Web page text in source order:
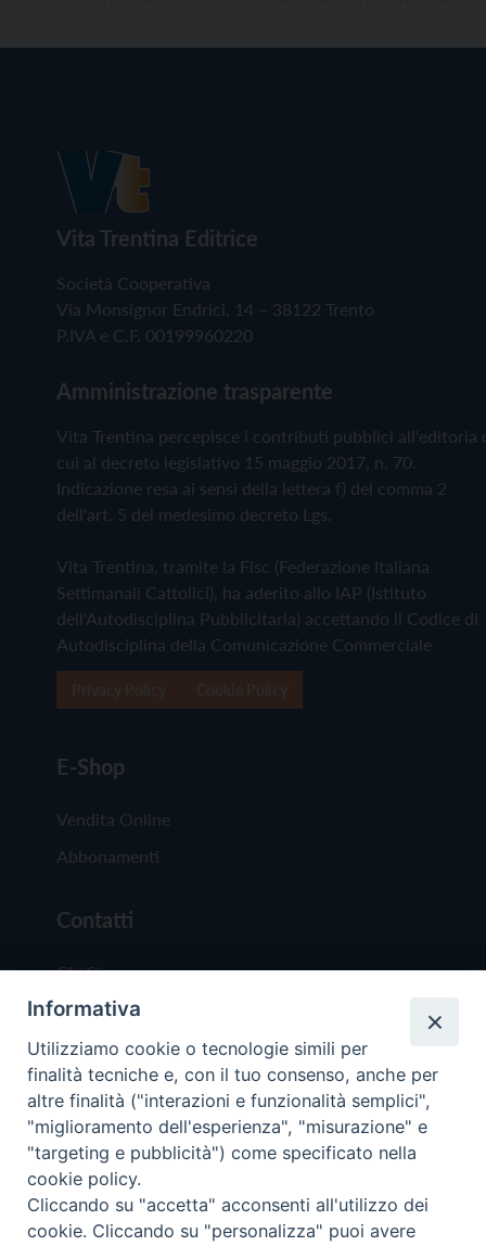
Vita Trentina Editrice
Società Cooperativa
Via Monsignor Endrici, 14 – 38122 Trento
P.IVA e C.F. 00199960220
Amministrazione trasparente
Vita Trentina percepisce i contributi pubblici all'editoria
cui al decreto legislativo 15 maggio 2017, n. 70.
Indicazione resa ai sensi della lettera f) del comma 2
dell'art. 5 del medesimo decreto Lgs.
Vita Trentina, tramite la Fisc (Federazione Italiana
Settimanali Cattolici), ha aderito allo IAP (Istituto
dell'Autodisciplina Pubblicitaria) accettando il Codice di
Autodisciplina della Comunicazione Commerciale
E-Shop
Vendita Online
Abbonamenti
Contatti
Chi Siamo
Redazione
Scrivici
Copyright © 2019 - Tutti i diritti riservati - Vita
Trentina Editrice
Informativa
Utilizziamo cookie o tecnologie simili per
finalità tecniche e, con il tuo consenso, anche per
altre finalità ("interazioni e funzionalità semplici",
"miglioramento dell'esperienza", "misurazione" e
"targeting e pubblicità") come specificato nella
cookie policy.
Cliccando su "accetta" acconsenti all'utilizzo dei
cookie. Cliccando su "personalizza" puoi avere